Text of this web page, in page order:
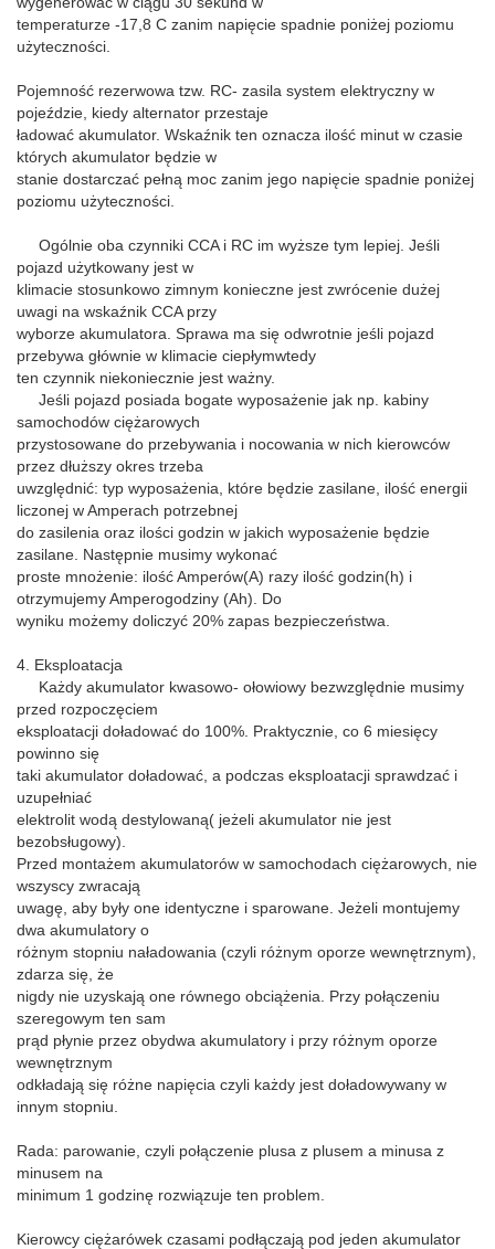
temperaturze -17,8 C zanim napięcie spadnie poniżej poziomu
użyteczności.
Pojemność rezerwowa tzw. RC- zasila system elektryczny w
pojeździe, kiedy alternator przestaje
ładować akumulator. Wskaźnik ten oznacza ilość minut w czasie
których akumulator będzie w
stanie dostarczać pełną moc zanim jego napięcie spadnie poniżej
poziomu użyteczności.
Ogólnie oba czynniki CCA i RC im wyższe tym lepiej. Jeśli
pojazd użytkowany jest w
klimacie stosunkowo zimnym konieczne jest zwrócenie dużej
uwagi na wskaźnik CCA przy
wyborze akumulatora. Sprawa ma się odwrotnie jeśli pojazd
przebywa głównie w klimacie ciepłymwtedy
ten czynnik niekoniecznie jest ważny.
Jeśli pojazd posiada bogate wyposażenie jak np. kabiny
samochodów ciężarowych
przystosowane do przebywania i nocowania w nich kierowców
przez dłuższy okres trzeba
uwzględnić: typ wyposażenia, które będzie zasilane, ilość energii
liczonej w Amperach potrzebnej
do zasilenia oraz ilości godzin w jakich wyposażenie będzie
zasilane. Następnie musimy wykonać
proste mnożenie: ilość Amperów(A) razy ilość godzin(h) i
otrzymujemy Amperogodziny (Ah). Do
wyniku możemy doliczyć 20% zapas bezpieczeństwa.
4. Eksploatacja
Każdy akumulator kwasowo- ołowiowy bezwzględnie musimy
przed rozpoczęciem
eksploatacji doładować do 100%. Praktycznie, co 6 miesięcy
powinno się
taki akumulator doładować, a podczas eksploatacji sprawdzać i
uzupełniać
elektrolit wodą destylowaną( jeżeli akumulator nie jest
bezobsługowy).
Przed montażem akumulatorów w samochodach ciężarowych, nie
wszyscy zwracają
uwagę, aby były one identyczne i sparowane. Jeżeli montujemy
dwa akumulatory o
różnym stopniu naładowania (czyli różnym oporze wewnętrznym),
zdarza się, że
nigdy nie uzyskają one równego obciążenia. Przy połączeniu
szeregowym ten sam
prąd płynie przez obydwa akumulatory i przy różnym oporze
wewnętrznym
odkładają się różne napięcia czyli każdy jest doładowywany w
innym stopniu.
Rada: parowanie, czyli połączenie plusa z plusem a minusa z
minusem na
minimum 1 godzinę rozwiązuje ten problem.
Kierowcy ciężarówek czasami podłączają pod jeden akumulator